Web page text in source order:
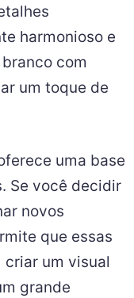
harmonioso e
com
um toque de
uma base
Se você decidir
novos
que essas
criar um visual
grande